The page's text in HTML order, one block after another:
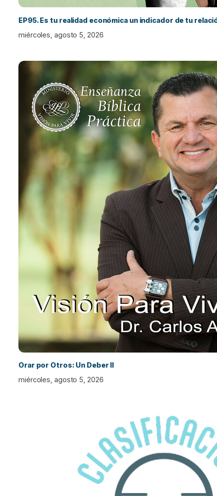
EP95. Es tu realidad económica un indicador de tu
miércoles, agosto 5, 2026
Orar por Otros: Un Deber II
miércoles, agosto 5, 2026